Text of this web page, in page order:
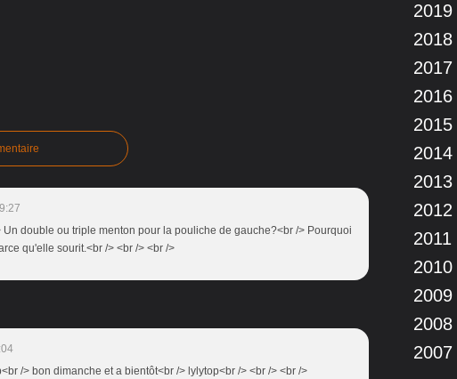
Un double ou triple menton pour la pouliche de gauche?<br /> Pourquoi
qu'elle sourit.<br /> <br /> <br />
/> bon dimanche et a bientôt<br /> lylytop<br /> <br /> <br />
2019
2018
2017
2016
2015
2014
2013
2012
2011
2010
2009
2008
2007